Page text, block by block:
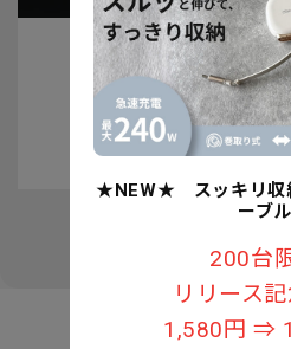
認知症予防への取
★NEW★ スッキリ収
ーブル
200台
リリース
1,580円 ⇒